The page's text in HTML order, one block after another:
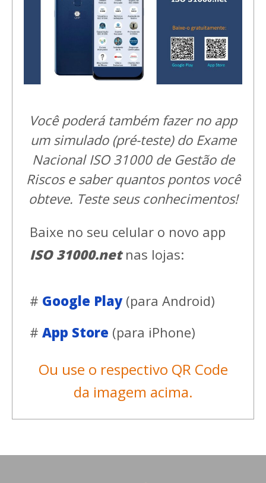
Você poderá também fazer no app
um simulado (pré-teste) do Exame
Nacional ISO 31000 de Gestão de
Riscos e saber quantos pontos você
obteve. Teste seus conhecimentos!
Baixe no seu celular o novo app
ISO 31000.netnas lojas:
# Google Play(para Android)
# App Store (para iPhone)
Ou use o respectivo QR Code
da imagem acima.